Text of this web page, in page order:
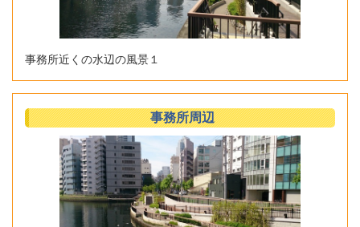
事務所近くの水辺の風景１
事務所周辺